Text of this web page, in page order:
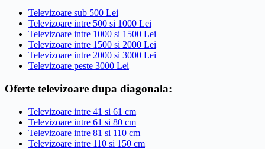
Televizoare sub 500 Lei
Televizoare intre 500 si 1000 Lei
Televizoare intre 1000 si 1500 Lei
Televizoare intre 1500 si 2000 Lei
Televizoare intre 2000 si 3000 Lei
Televizoare peste 3000 Lei
Oferte televizoare dupa diagonala:
Televizoare intre 41 si 61 cm
Televizoare intre 61 si 80 cm
Televizoare intre 81 si 110 cm
Televizoare intre 110 si 150 cm